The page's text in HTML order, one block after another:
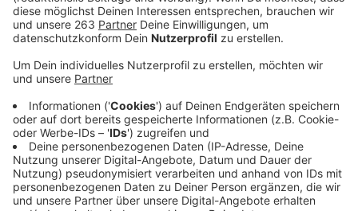
Anzeige
Brennt es irgendwo, muss die Feuerwehr anrücken und
Corona nicht anders als sonst. Um sicherzugehen, dass
im Falle eines Falles genügend Feuerwehrleute
einsatzbereit sind, hat die Feuerwehr in Siegen ihren
Dienstplan umgestellt. Normalerweise sind die
Feuerwehrleute 24 Stunden im Dienst und haben dann